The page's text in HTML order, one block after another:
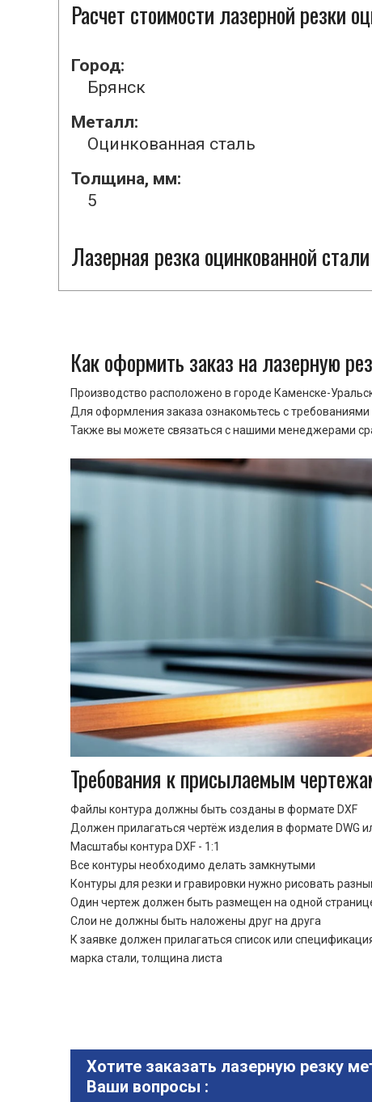
Расчет стоимости лазерной резки
Город:
Брянск
Металл:
Оцинкованная сталь
Толщина, мм:
5
Лазерная резка оцинкованной
Как оформить заказ на лазерную
Производство расположено в городе Каменске-
Для оформления заказа ознакомьтесь с
Также вы можете связаться с нашими менеджерами
Требования к присылаемым
Файлы контура должны быть созданы в формате DXF
Должен прилагаться чертёж изделия в формате DWG
Масштабы контура DXF - 1:1
Все контуры необходимо делать замкнутыми
Контуры для резки и гравировки нужно рисовать
Один чертеж должен быть размещен на одной
Cлои не должны быть наложены друг на друга
К заявке должен прилагаться список или
марка стали, толщина листа
Хотите заказать лазерную резку
Ваши вопросы :